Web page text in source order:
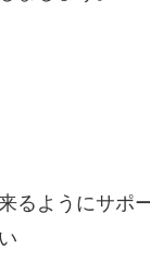
るようにサポ